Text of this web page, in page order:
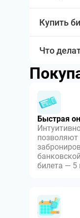
Купить
Что
Быстрая
позволяют
билета — 5